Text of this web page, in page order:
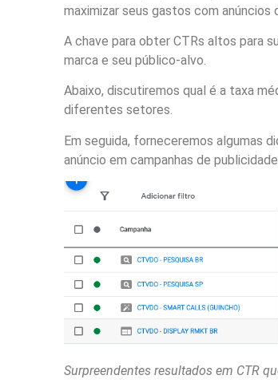
maximizar seus gastos com anúncios
A chave para obter CTRs altos para
marca e seu público-alvo.
Abaixo, discutiremos qual é a taxa
diferentes setores.
Em seguida, forneceremos algumas
anúncio em campanhas de
Surpreendentes resultados em CTR